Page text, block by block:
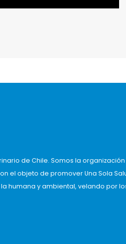
de Chile. Somos la
el objeto de promover Una Sola
humana y ambiental, velando por